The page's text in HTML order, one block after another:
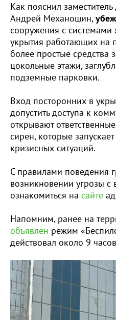
Как пояснил
Андрей Механошин,
сооружения с
укрытия работающих на
более простые средства
цокольные этажи,
подземные парковки.
Вход посторонних в
допустить доступа к
открывают
сирен, которые
кризисных ситуаций.
С правилами поведения
возникновении угрозы с
ознакомиться на сайте
Напомним, ранее на
объявлен режим
действовал около 9